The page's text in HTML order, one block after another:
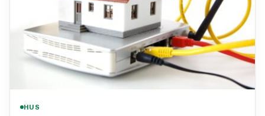
HUS